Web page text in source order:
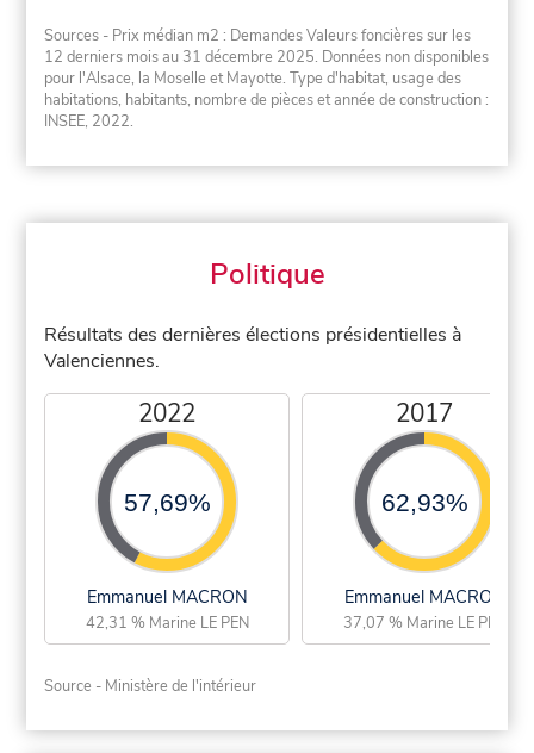
Sources - Prix médian m2 : Demandes Valeurs foncières sur les
12 derniers mois au 31 décembre 2025. Données non disponibles
pour l'Alsace, la Moselle et Mayotte. Type d'habitat, usage des
habitations, habitants, nombre de pièces et année de construction :
INSEE, 2022.
Politique
Résultats des dernières élections présidentielles à
Valenciennes.
2022
57,69%
Emmanuel MACRON
42,31 % Marine LE PEN
2017
62,93%
Emmanuel MACRON
37,07 % Marine LE PEN
Source - Ministère de l'intérieur